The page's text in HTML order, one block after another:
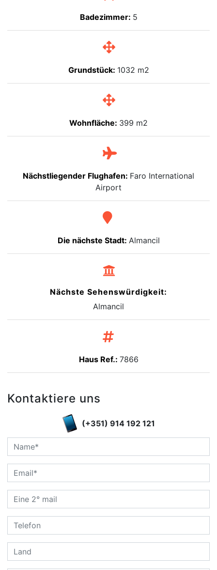
Badezimmer: 5
Grundstück: 1032 m2
Wohnfläche: 399 m2
Nächstliegender Flughafen: Faro International
Airport
Die nächste Stadt: Almancil
Nächste Sehenswürdigkeit:
Almancil
Haus Ref.: 7866
Kontaktiere uns
(+351) 914 192 121